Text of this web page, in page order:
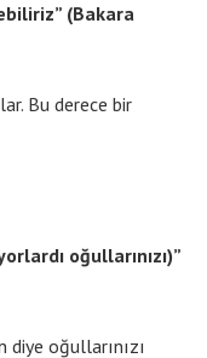
(Bakara
Bu derece bir
oğullarınızı)”
oğullarınızı